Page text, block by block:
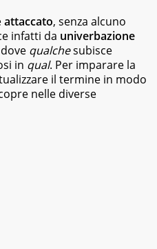
attaccato, senza alcuno
infatti da univerbazione
qualchesubisce
in qual. Per imparare la
il termine in modo
nelle diverse